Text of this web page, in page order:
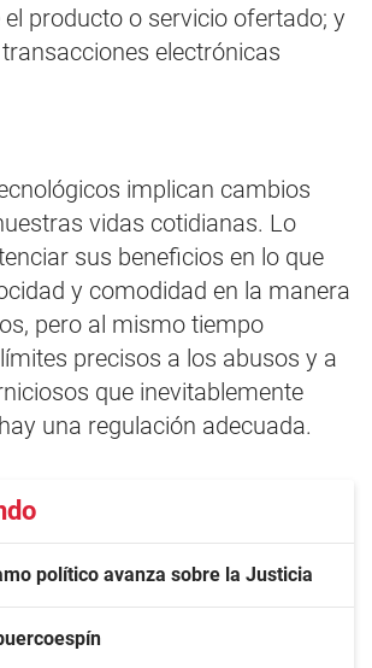
el producto o servicio ofertado; y
electrónicas
implican cambios
vidas cotidianas. Lo
sus beneficios en lo que
y comodidad en la manera
pero al mismo tiempo
precisos a los abusos y a
que inevitablemente
una regulación adecuada.
político avanza sobre la Justicia